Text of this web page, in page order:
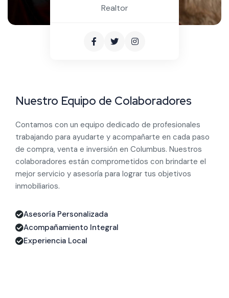
Realtor
Nuestro Equipo de Colaboradores
Contamos con un equipo dedicado de profesionales
trabajando para ayudarte y acompañarte en cada paso
de compra, venta e inversión en Columbus. Nuestros
colaboradores están comprometidos con brindarte el
mejor servicio y asesoría para lograr tus objetivos
inmobiliarios.
Asesoría Personalizada
Acompañamiento Integral
Experiencia Local